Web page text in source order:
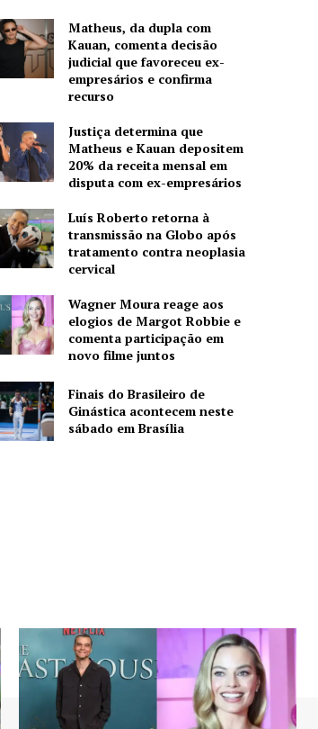
Matheus, da dupla com
Kauan, comenta decisão
judicial que favoreceu ex-
empresários e confirma
recurso
Justiça determina que
Matheus e Kauan depositem
20% da receita mensal em
disputa com ex-empresários
Luís Roberto retorna à
transmissão na Globo após
tratamento contra neoplasia
cervical
Wagner Moura reage aos
elogios de Margot Robbie e
comenta participação em
novo filme juntos
Finais do Brasileiro de
Ginástica acontecem neste
sábado em Brasília